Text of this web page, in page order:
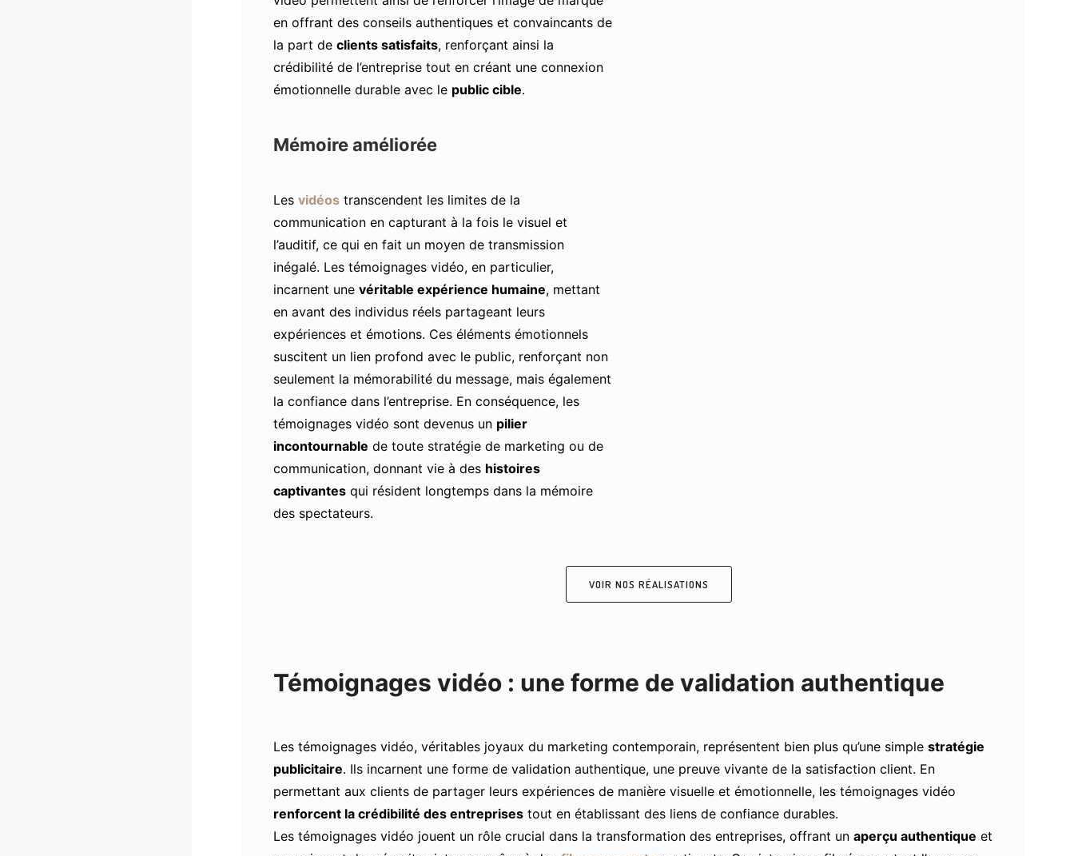
en offrant des conseils authentiques et convaincants de
la part de clients satisfaits, renforçant ainsi la
crédibilité de l’entreprise tout en créant une connexion
émotionnelle durable avec le public cible.
Mémoire améliorée
Les vidéos transcendent les limites de la
communication en capturant à la fois le visuel et
l’auditif, ce qui en fait un moyen de transmission
inégalé. Les témoignages vidéo, en particulier,
incarnent une véritable expérience humaine, mettant
en avant des individus réels partageant leurs
expériences et émotions. Ces éléments émotionnels
suscitent un lien profond avec le public, renforçant non
seulement la mémorabilité du message, mais également
la confiance dans l’entreprise. En conséquence, les
témoignages vidéo sont devenus un pilier
incontournable de toute stratégie de marketing ou de
communication, donnant vie à des histoires
captivantes qui résident longtemps dans la mémoire
des spectateurs.
VOIR NOS RÉALISATIONS
Témoignages vidéo : une forme de validation authentique
Les témoignages vidéo, véritables joyaux du marketing contemporain, représentent bien plus qu’une simple stratégie
publicitaire. Ils incarnent une forme de validation authentique, une preuve vivante de la satisfaction client. En
permettant aux clients de partager leurs expériences de manière visuelle et émotionnelle, les témoignages vidéo
renforcent la crédibilité des entreprises tout en établissant des liens de confiance durables.
Les témoignages vidéo jouent un rôle crucial dans la transformation des entreprises, offrant un aperçu authentique et